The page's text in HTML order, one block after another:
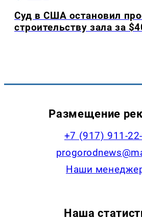
Суд в США остановил
строительству зала за
Размещение
+7 (917) 911-
Наши
Наша